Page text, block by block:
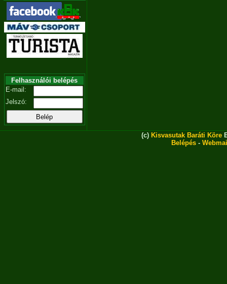
Felhasználói belépés
E-mail:
Jelszó:
(c) Kisvasutak Baráti Köre
Belépés -